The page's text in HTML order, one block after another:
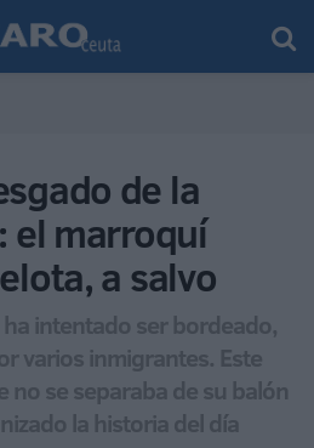
de la
el marroquí
a salvo
ha intentado ser bordeado,
varios inmigrantes. Este
no se separaba de su balón
la historia del día